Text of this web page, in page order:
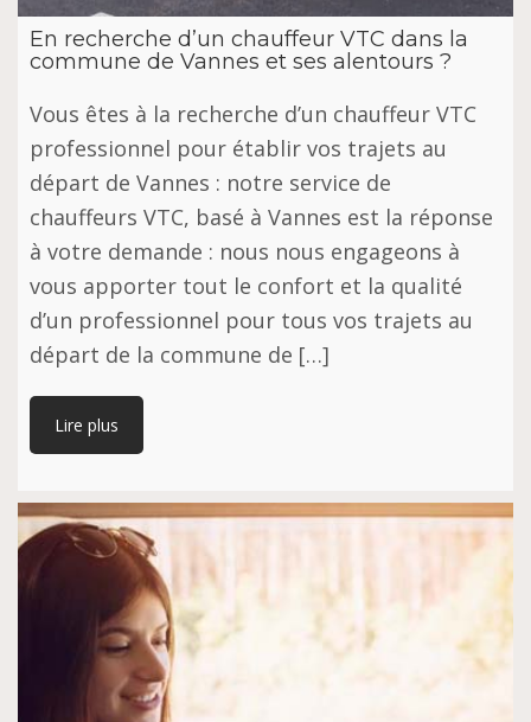
En recherche d’un chauffeur VTC dans la
commune de Vannes et ses alentours ?
Vous êtes à la recherche d’un chauffeur VTC
professionnel pour établir vos trajets au
départ de Vannes : notre service de
chauffeurs VTC, basé à Vannes est la réponse
à votre demande : nous nous engageons à
vous apporter tout le confort et la qualité
d’un professionnel pour tous vos trajets au
départ de la commune de […]
Lire plus